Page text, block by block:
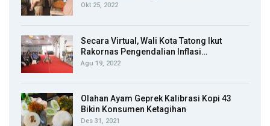
Okt 25, 2022
Secara Virtual, Wali Kota Tatong Ikut
Rakornas Pengendalian Inflasi…
Agu 19, 2022
Olahan Ayam Geprek Kalibrasi Kopi 43
Bikin Konsumen Ketagihan
Des 31, 2021